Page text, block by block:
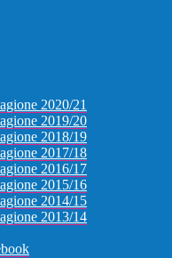
2020/21
2019/20
2018/19
2017/18
2016/17
2015/16
2014/15
2013/14